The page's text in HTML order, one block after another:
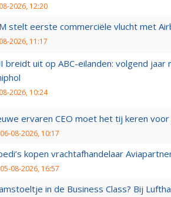
2026, 12:20
stelt eerste commerciële vlucht met
2026, 11:17
breidt uit op ABC-eilanden: volgend
2026, 10:24
ervaren CEO moet het tij keren
06-08-2026, 10:17
kopen vrachtafhandelaar
05-08-2026, 16:57
in de Business Class? Bij